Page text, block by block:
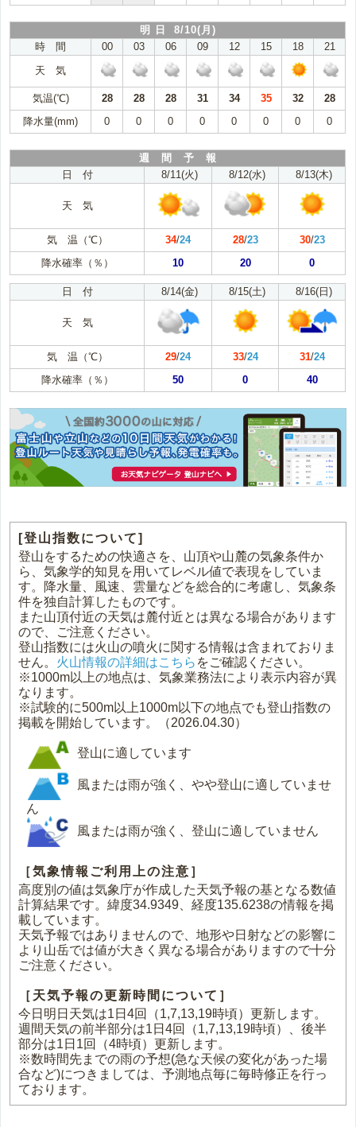
明 日 8/10(月)
時 間
00 03 06 09 12 15 18
21
天 気
気温(℃) 28 28 28 31 34 35 32
28
降水量(mm)
0 0 0 0 0 0 0 0
週 間 予 報
日 付
8/11(火) 8/12(水) 8/13(木)
天 気
気 温（℃） 34/24 28/23 30/23
降水確率（％）
10 20 0
日 付 8/14(金) 8/15(土) 8/16(日)
天 気
気 温（℃） 29/24 33/24 31/24
降水確率（％）
50 0 40
[登山指数について]
登山をするための快適さを、山頂や山麓の気象条件か
ら、気象学的知見を用いてレベル値で表現をしていま
す。降水量、風速、雲量などを総合的に考慮し、気象条
件を独自計算したものです。
また山頂付近の天気は麓付近とは異なる場合があります
ので、ご注意ください。
登山指数には火山の噴火に関する情報は含まれておりま
せん。 火山情報の詳細はこちら をご確認ください。
※1000m以上の地点は、気象業務法により表示内容が異
なります。
※試験的に500m以上1000m以下の地点でも登山指数の
掲載を開始しています。（2026.04.30）
登山に適しています
風または雨が強く、やや登山に適していませ
ん
風または雨が強く、登山に適していません
［気象情報ご利用上の注意］
高度別の値は気象庁が作成した天気予報の基となる数値
計算結果です。緯度34.9349、経度135.6238の情報を掲
載しています。
天気予報ではありませんので、地形や日射などの影響に
より山岳では値が大きく異なる場合がありますので十分
ご注意ください。
［天気予報の更新時間について］
今日明日天気は1日4回（1,7,13,19時頃）更新します。
週間天気の前半部分は1日4回（1,7,13,19時頃）、後半
部分は1日1回（4時頃）更新します。
※数時間先までの雨の予想(急な天候の変化があった場
合など)につきましては、予測地点毎に毎時修正を行っ
ております。